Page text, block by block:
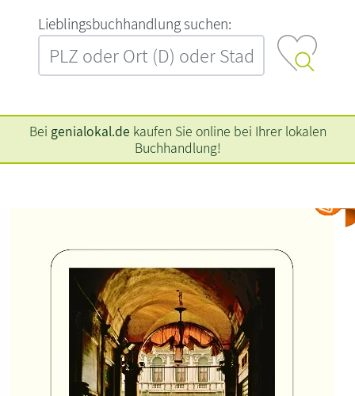
L‍i‍e‍b‍l‍i‍n‍g‍s‍b‍u‍c‍h‍h‍a‍n‍d‍l‍u‍n‍g‍ ‍s‍u‍c‍h‍e‍n‍:‍
Bei genialokal.de kaufen Sie online bei Ihrer lokalen
Buchhandlung!